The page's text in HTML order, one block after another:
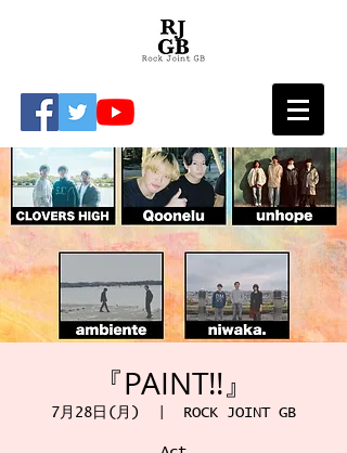
『PAINT!!』
7月28日(月) ROCK JOINT GB